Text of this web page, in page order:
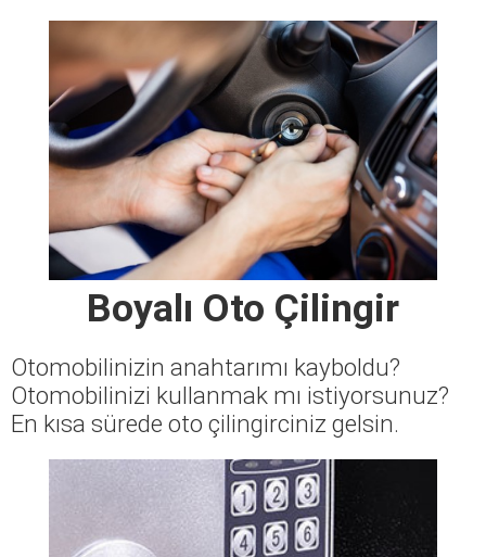
Boyalı Oto Çilingir
Otomobilinizin anahtarımı kayboldu?
Otomobilinizi kullanmak mı istiyorsunuz?
En kısa sürede oto çilingirciniz gelsin.